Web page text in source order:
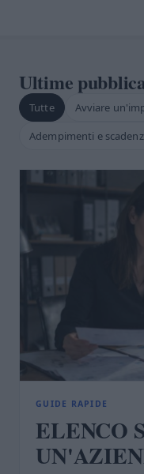
Ultime
Tutte
Avviare
Adempimenti e
GUIDE RAPIDE
ELENCO